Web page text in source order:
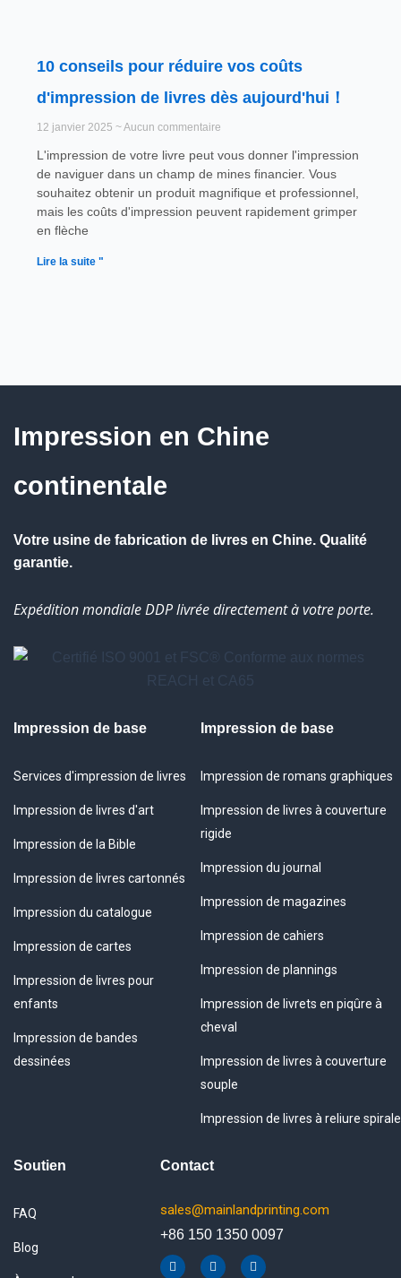
10 conseils pour réduire vos coûts
d'impression de livres dès aujourd'hui！
12 janvier 2025 Aucun commentaire
L'impression de votre livre peut vous donner l'impression
de naviguer dans un champ de mines financier. Vous
souhaitez obtenir un produit magnifique et professionnel,
mais les coûts d'impression peuvent rapidement grimper
en flèche
Lire la suite "
Impression en Chine
continentale
Votre usine de fabrication de livres en Chine. Qualité
garantie.
Expédition mondiale DDP livrée directement à votre porte.
Impression de base
Services d'impression de livres
Impression de livres d'art
Impression de la Bible
Impression de livres cartonnés
Impression du catalogue
Impression de cartes
Impression de livres pour
enfants
Impression de bandes
dessinées
Impression de base
Impression de romans graphiques
Impression de livres à couverture
rigide
Impression du journal
Impression de magazines
Impression de cahiers
Impression de plannings
Impression de livrets en piqûre à
cheval
Impression de livres à couverture
souple
Impression de livres à reliure spirale
Soutien
FAQ
Blog
Contact
sales@mainlandprinting.com
+86 150 1350 0097
F
a
Y
o
L
i